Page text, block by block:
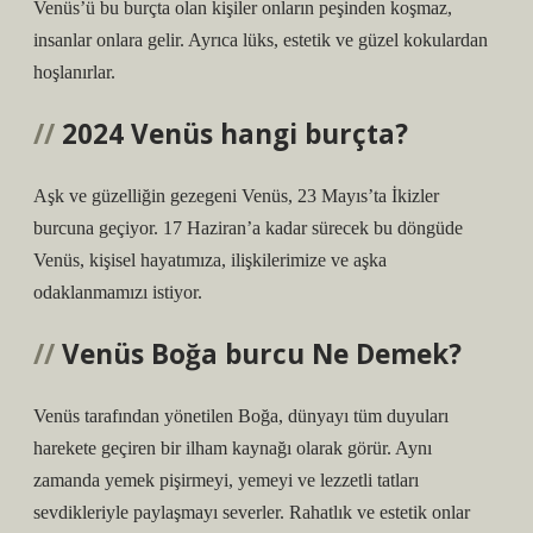
Venüs’ü bu burçta olan kişiler onların peşinden koşmaz,
insanlar onlara gelir. Ayrıca lüks, estetik ve güzel kokulardan
hoşlanırlar.
2024 Venüs hangi burçta?
Aşk ve güzelliğin gezegeni Venüs, 23 Mayıs’ta İkizler
burcuna geçiyor. 17 Haziran’a kadar sürecek bu döngüde
Venüs, kişisel hayatımıza, ilişkilerimize ve aşka
odaklanmamızı istiyor.
Venüs Boğa burcu Ne Demek?
Venüs tarafından yönetilen Boğa, dünyayı tüm duyuları
harekete geçiren bir ilham kaynağı olarak görür. Aynı
zamanda yemek pişirmeyi, yemeyi ve lezzetli tatları
sevdikleriyle paylaşmayı severler. Rahatlık ve estetik onlar